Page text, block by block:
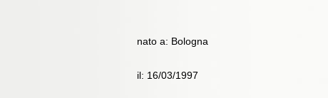
nato a: Bologna
il: 16/03/1997